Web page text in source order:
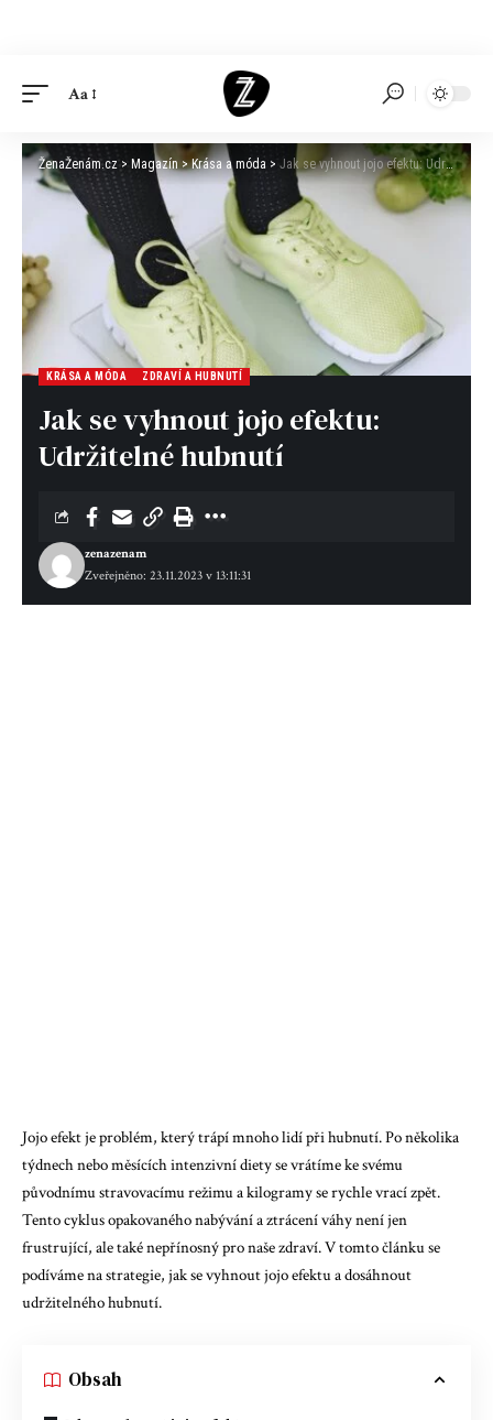
Aa
ŽenaŽenám.cz> Magazín>Krása a móda > Jak se vyhnout jojo efektu: Udržitelné hubnutí
KRÁSA A MÓDA ZDRAVÍ A HUBNUTÍ
Jak se vyhnout jojo efektu:
Udržitelné hubnutí
Zveřejněno: 23.11.2023 v 13:11:31
zenazenam
Jojo efekt je problém, který trápí mnoho lidí při hubnutí. Po několika
týdnech nebo měsících intenzivní diety se vrátíme ke svému
původnímu stravovacímu režimu a kilogramy se rychle vrací zpět.
Tento cyklus opakovaného nabývání a ztrácení váhy není jen
frustrující, ale také nepřínosný pro naše zdraví. V tomto článku se
podíváme na strategie, jak se vyhnout jojo efektu a dosáhnout
udržitelného hubnutí.
Obsah